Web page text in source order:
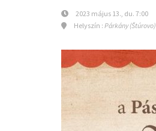
2023 május 13., du. 7:00
Helyszín : Párkány (Štúrovo)